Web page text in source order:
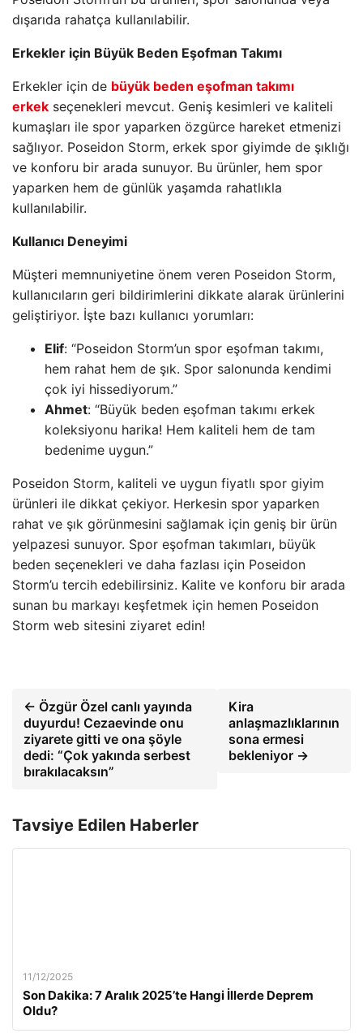
dışarıda rahatça kullanılabilir.
Erkekler için Büyük Beden Eşofman Takımı
Erkekler için de büyük beden eşofman takımı
erkek seçenekleri mevcut. Geniş kesimleri ve kaliteli
kumaşları ile spor yaparken özgürce hareket etmenizi
sağlıyor. Poseidon Storm, erkek spor giyimde de şıklığı
ve konforu bir arada sunuyor. Bu ürünler, hem spor
yaparken hem de günlük yaşamda rahatlıkla
kullanılabilir.
Kullanıcı Deneyimi
Müşteri memnuniyetine önem veren Poseidon Storm,
kullanıcıların geri bildirimlerini dikkate alarak ürünlerini
geliştiriyor. İşte bazı kullanıcı yorumları:
Elif: “Poseidon Storm’un spor eşofman takımı,
hem rahat hem de şık. Spor salonunda kendimi
çok iyi hissediyorum.”
Ahmet: “Büyük beden eşofman takımı erkek
koleksiyonu harika! Hem kaliteli hem de tam
bedenime uygun.”
Poseidon Storm, kaliteli ve uygun fiyatlı spor giyim
ürünleri ile dikkat çekiyor. Herkesin spor yaparken
rahat ve şık görünmesini sağlamak için geniş bir ürün
yelpazesi sunuyor. Spor eşofman takımları, büyük
beden seçenekleri ve daha fazlası için Poseidon
Storm’u tercih edebilirsiniz. Kalite ve konforu bir arada
sunan bu markayı keşfetmek için hemen Poseidon
Storm web sitesini ziyaret edin!
← Özgür Özel canlı yayında
duyurdu! Cezaevinde onu
ziyarete gitti ve ona şöyle
dedi: “Çok yakında serbest
bırakılacaksın”
Kira
anlaşmazlıklarının
sona ermesi
bekleniyor →
Tavsiye Edilen Haberler
11/12/2025
Son Dakika: 7 Aralık 2025’te Hangi İllerde Deprem
Oldu?